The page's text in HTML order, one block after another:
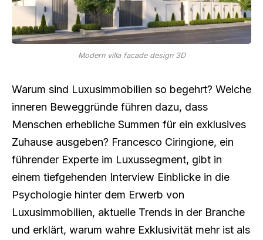
Modern villa facade design 3D
Warum sind Luxusimmobilien so begehrt? Welche
inneren Beweggründe führen dazu, dass
Menschen erhebliche Summen für ein exklusives
Zuhause ausgeben? Francesco Ciringione, ein
führender Experte im Luxussegment, gibt in
einem tiefgehenden Interview Einblicke in die
Psychologie hinter dem Erwerb von
Luxusimmobilien, aktuelle Trends in der Branche
und erklärt, warum wahre Exklusivität mehr ist als